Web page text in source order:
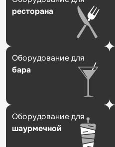
ресторана
Оборудование для
бара
Оборудование для
шаурмечной